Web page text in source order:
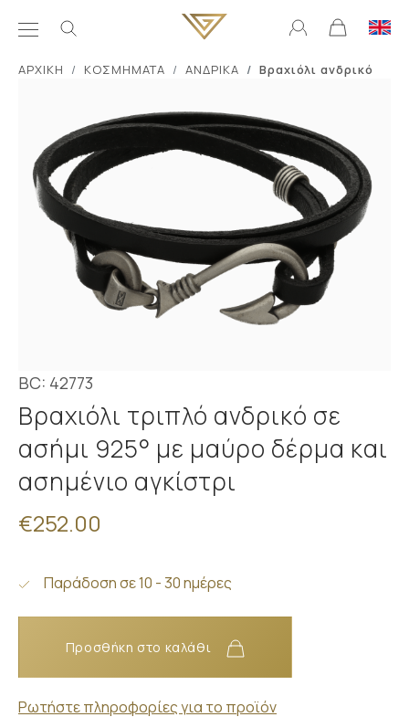
ΑΡΧΙΚΗ ΚΟΣΜΗΜΑΤΑ ΑΝΔΡΙΚΑ Βραχιόλι ανδρικό
BC: 42773
Βραχιόλι τριπλό ανδρικό σε
ασήμι 925° με μαύρο δέρμα και
ασημένιο αγκίστρι
€252.00
Παράδοση σε 10 - 30 ημέρες
Προσθήκη στο καλάθι
Ρωτήστε πληροφορίες για το προϊόν